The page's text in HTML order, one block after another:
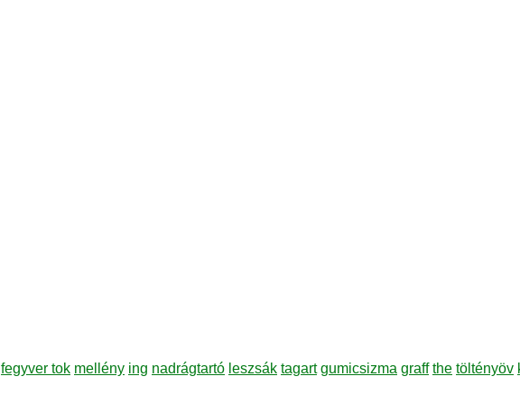
fegyver tok mellény ing nadrágtartó leszsák tagart gumicsizma graff the töltényöv